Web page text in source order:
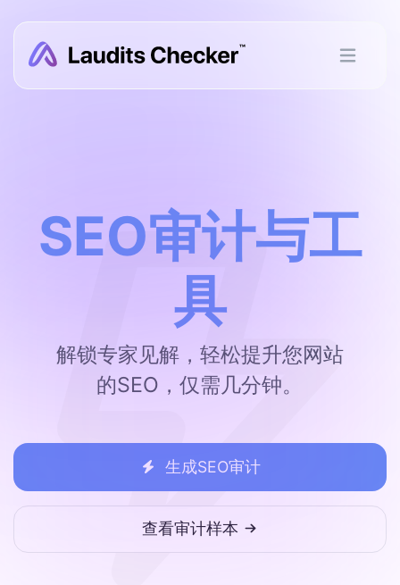
SEO审计与工
具
解锁专家见解，轻松提升您网站
的SEO，仅需几分钟。
生成SEO审计
查看审计样本